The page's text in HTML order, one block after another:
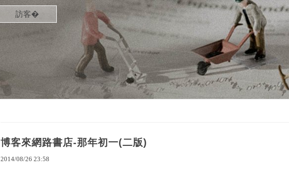
訪客�
博客來網路書店-那年初一(二版)
2014/08/26 23:58